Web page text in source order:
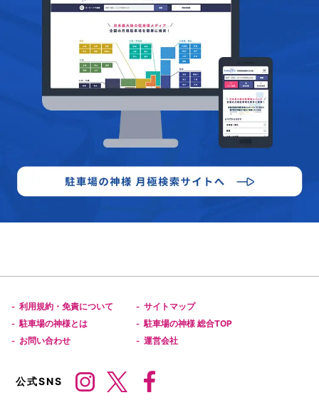
- 利用規約・免責について - サイトマップ
- 駐車場の神様とは - 駐車場の神様 総合TOP
- お問い合わせ - 運営会社
公式SNS